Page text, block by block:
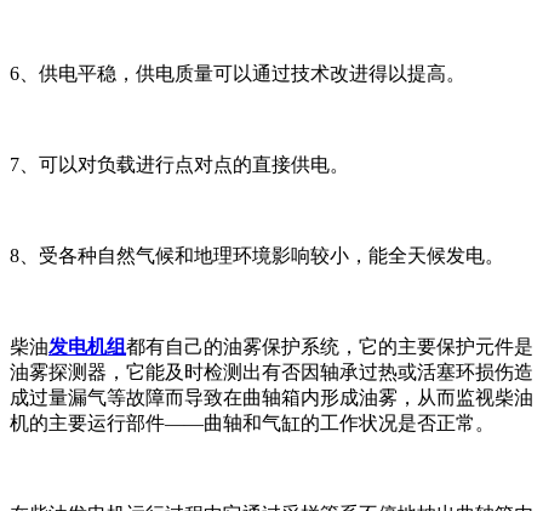
6、供电平稳，供电质量可以通过技术改进得以提高。
7、可以对负载进行点对点的直接供电。
8、受各种自然气候和地理环境影响较小，能全天候发电。
柴油发电机组都有自己的油雾保护系统，它的主要保护元件是
油雾探测器，它能及时检测出有否因轴承过热或活塞环损伤造
成过量漏气等故障而导致在曲轴箱内形成油雾，从而监视柴油
机的主要运行部件——曲轴和气缸的工作状况是否正常。